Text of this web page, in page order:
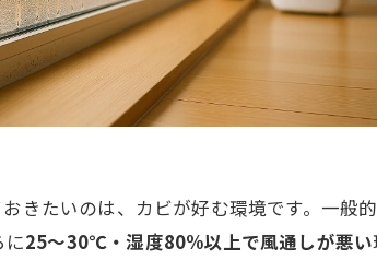
きたいのは、カビが好む環境です。一般
25～30℃・湿度80%以上で風通しが悪い